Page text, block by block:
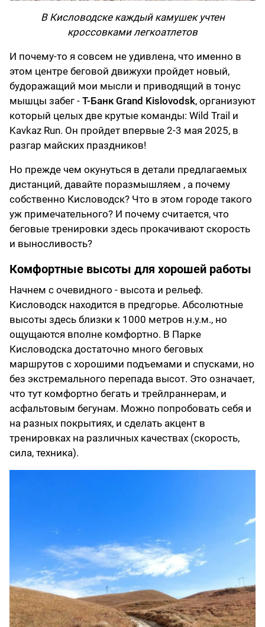
В Кисловодске каждый камушек учтен
кроссовками легкоатлетов
И почему-то я совсем не удивлена, что именно в
этом центре беговой движухи пройдет новый,
будоражащий мои мысли и приводящий в тонус
мышцы забег - T-Банк Grand Kislovodsk, организуют
который целых две крутые команды: Wild Trail и
Kavkaz Run. Он пройдет впервые 2-3 мая 2025, в
разгар майских праздников!
Но прежде чем окунуться в детали предлагаемых
дистанций, давайте поразмышляем , а почему
собственно Кисловодск? Что в этом городе такого
уж примечательного? И почему считается, что
беговые тренировки здесь прокачивают скорость
и выносливость?
Комфортные высоты для хорошей работы
Начнем с очевидного - высота и рельеф.
Кисловодск находится в предгорье. Абсолютные
высоты здесь близки к 1000 метров н.у.м., но
ощущаются вполне комфортно. В Парке
Кисловодска достаточно много беговых
маршрутов с хорошими подъемами и спусками, но
без экстремального перепада высот. Это означает,
что тут комфортно бегать и трейлраннерам, и
асфальтовым бегунам. Можно попробовать себя и
на разных покрытиях, и сделать акцент в
тренировках на различных качествах (скорость,
сила, техника).